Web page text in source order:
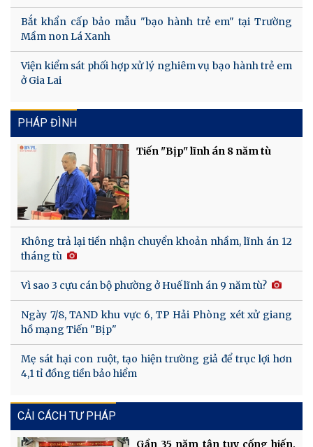
Bắt khẩn cấp bảo mẫu "bạo hành trẻ em" tại Trường
Mầm non Lá Xanh
Viện kiểm sát phối hợp xử lý nghiêm vụ bạo hành trẻ em
ở Gia Lai
PHÁP ĐÌNH
Tiến "Bịp" lĩnh án 8 năm tù
Không trả lại tiền nhận chuyển khoản nhầm, lĩnh án 12
tháng tù
Vì sao 3 cựu cán bộ phường ở Huế lĩnh án 9 năm tù?
Ngày 7/8, TAND khu vực 6, TP Hải Phòng xét xử giang
hồ mạng Tiến "Bịp"
Mẹ sát hại con ruột, tạo hiện trường giả để trục lợi hơn
4,1 tỉ đồng tiền bảo hiểm
CẢI CÁCH TƯ PHÁP
Gần 35 năm tận tụy cống hiến,